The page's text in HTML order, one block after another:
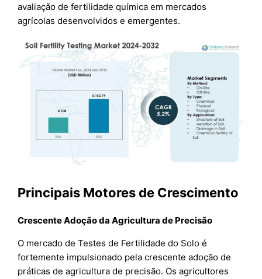
avaliação de fertilidade química em mercados
agrícolas desenvolvidos e emergentes.
Principais Motores de Crescimento
Crescente Adoção da Agricultura de Precisão
O mercado de Testes de Fertilidade do Solo é
fortemente impulsionado pela crescente adoção de
práticas de agricultura de precisão. Os agricultores